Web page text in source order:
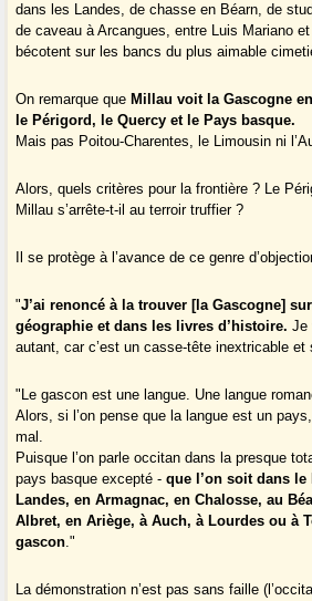
dans les Landes, de chasse en Béarn, de
de caveau à Arcangues, entre Luis Mariano
bécotent sur les bancs du plus aimable
On remarque que Millau voit la Gascogne
le Périgord, le Quercy et le Pays basque.
Mais pas Poitou-Charentes, le Limousin ni
Alors, quels critères pour la frontière ? Le
Millau s’arrête-t-il au terroir truffier ?
Il se protège à l’avance de ce genre
"J’ai renoncé à la trouver [la Gascogne]
géographie et dans les livres d’histoire. Je
autant, car c’est un casse-tête inextricable et
"Le gascon est une langue. Une langue
Alors, si l’on pense que la langue est un
mal.
Puisque l’on parle occitan dans la presque
pays basque excepté -que l’on soit dans
Landes, en Armagnac, en Chalosse, au
Albret, en Ariège, à Auch, à Lourdes ou à
gascon."
La démonstration n’est pas sans faille